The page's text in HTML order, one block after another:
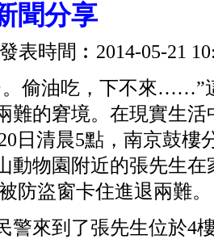
聞分享
時間︰2014-05-21
。偷油吃，下不來……”
難的窘境。在現實生
日清晨5點，南京鼓
動物園附近的張先生
防盜窗卡住進退兩難。
警來到了張先生位於4